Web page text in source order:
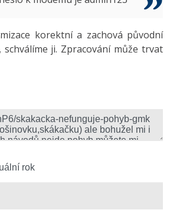
specialista
-41%
(AI) -10%
bezpečnost
korektní a zachová původní
ji. Zpracování může trvat
rok